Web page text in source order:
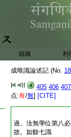
組織 利
成唯識論述記 (No.
405 406 407
点:有/無] [CITE]
過。汝無學位第八
故。如餘七識